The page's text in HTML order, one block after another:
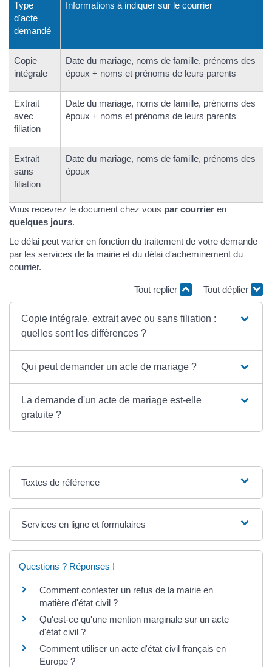
Type
d'acte
demandé
Informations à indiquer sur le courrier
Copie
intégrale
Date du mariage, noms de famille, prénoms des
époux + noms et prénoms de leurs parents
Extrait
avec
filiation
Date du mariage, noms de famille, prénoms des
époux + noms et prénoms de leurs parents
Extrait
sans
filiation
Date du mariage, noms de famille, prénoms des
époux
Vous recevrez le document chez vous par courrier en
quelques jours.
Le délai peut varier en fonction du traitement de votre demande
par les services de la mairie et du délai d'acheminement du
courrier.
Tout replier Tout déplier
Copie intégrale, extrait avec ou sans filiation :
quelles sont les différences ?
Qui peut demander un acte de mariage ?
La demande d'un acte de mariage est-elle
gratuite ?
Textes de référence
Services en ligne et formulaires
Questions ? Réponses !
Comment contester un refus de la mairie en
matière d'état civil ?
Qu'est-ce qu'une mention marginale sur un acte
d'état civil ?
Comment utiliser un acte d'état civil français en
Europe ?